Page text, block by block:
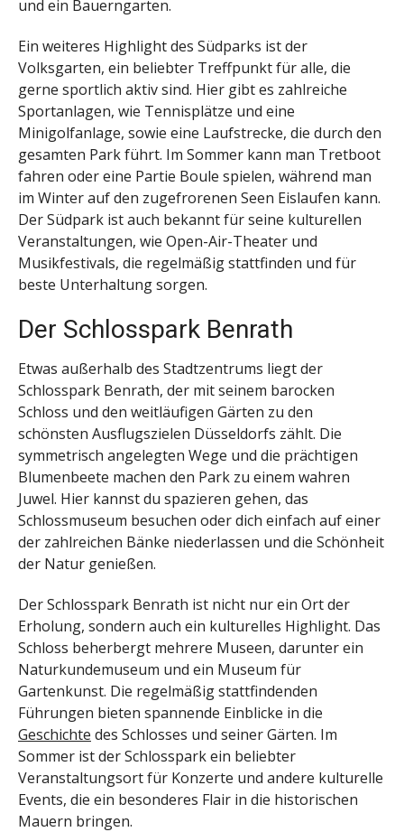
und ein Bauerngarten.
Ein weiteres Highlight des Südparks ist der
Volksgarten, ein beliebter Treffpunkt für alle, die
gerne sportlich aktiv sind. Hier gibt es zahlreiche
Sportanlagen, wie Tennisplätze und eine
Minigolfanlage, sowie eine Laufstrecke, die durch den
gesamten Park führt. Im Sommer kann man Tretboot
fahren oder eine Partie Boule spielen, während man
im Winter auf den zugefrorenen Seen Eislaufen kann.
Der Südpark ist auch bekannt für seine kulturellen
Veranstaltungen, wie Open-Air-Theater und
Musikfestivals, die regelmäßig stattfinden und für
beste Unterhaltung sorgen.
Der Schlosspark Benrath
Etwas außerhalb des Stadtzentrums liegt der
Schlosspark Benrath, der mit seinem barocken
Schloss und den weitläufigen Gärten zu den
schönsten Ausflugszielen Düsseldorfs zählt. Die
symmetrisch angelegten Wege und die prächtigen
Blumenbeete machen den Park zu einem wahren
Juwel. Hier kannst du spazieren gehen, das
Schlossmuseum besuchen oder dich einfach auf einer
der zahlreichen Bänke niederlassen und die Schönheit
der Natur genießen.
Der Schlosspark Benrath ist nicht nur ein Ort der
Erholung, sondern auch ein kulturelles Highlight. Das
Schloss beherbergt mehrere Museen, darunter ein
Naturkundemuseum und ein Museum für
Gartenkunst. Die regelmäßig stattfindenden
Führungen bieten spannende Einblicke in die
Geschichte des Schlosses und seiner Gärten. Im
Sommer ist der Schlosspark ein beliebter
Veranstaltungsort für Konzerte und andere kulturelle
Events, die ein besonderes Flair in die historischen
Mauern bringen.